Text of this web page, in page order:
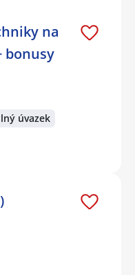
na
bonusy
úvazek